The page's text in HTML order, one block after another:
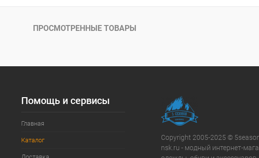
ПРОСМОТРЕННЫЕ ТОВАРЫ
Помощь и сервисы
Главная
Каталог
Copyright 2005-2025 ©
nsk.ru - модный интернет-